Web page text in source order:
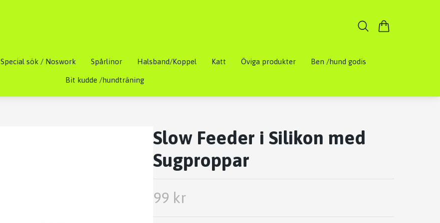
Special sök / Noswork Spårlinor Halsband/Koppel Katt Öviga produkter Ben /hund godis
Bit kudde /hundträning
Slow Feeder i Silikon med
Sugproppar
99 kr